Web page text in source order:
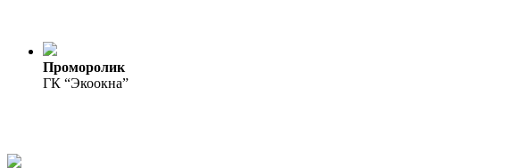
Проморолик
ГК “Экоокна”